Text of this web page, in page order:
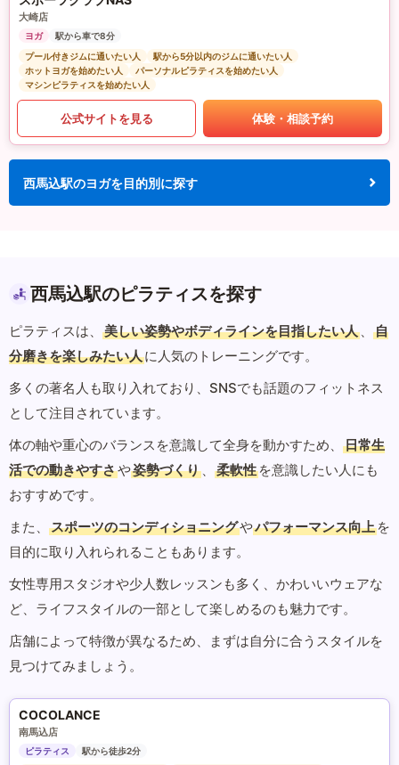
大崎店
ヨガ
駅から車で8分
プール付きジムに通いたい人
駅から5分以内のジムに通いたい人
ホットヨガを始めたい人
パーソナルピラティスを始めたい人
マシンピラティスを始めたい人
公式サイトを見る 体験・相談予約
西馬込駅のヨガを目的別に探す
西馬込駅のピラティスを探す
ピラティスは、 美しい姿勢やボディラインを目指したい人 、
自
分磨きを楽しみたい人に人気のトレーニングです。
多くの著名人も取り入れており、SNSでも話題のフィットネス
として注目されています。
体の軸や重心のバランスを意識して全身を動かすため、
日常生
活での動きやすさや姿勢づくり 、 柔軟性 を意識したい人にも
おすすめです。
また、
スポーツのコンディショニングやパフォーマンス向上 を
目的に取り入れられることもあります。
女性専用スタジオや少人数レッスンも多く、かわいいウェアな
ど、ライフスタイルの一部として楽しめるのも魅力です。
店舗によって特徴が異なるため、まずは自分に合うスタイルを
見つけてみましょう。
COCOLANCE
南馬込店
ピラティス
駅から徒歩2分